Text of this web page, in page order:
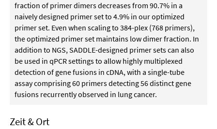
fraction of primer dimers decreases from 90.7% in a
naively designed primer set to 4.9% in our optimized
primer set. Even when scaling to 384-plex (768 primers),
the optimized primer set maintains low dimer fraction. In
addition to NGS, SADDLE-designed primer sets can also
be used in qPCR settings to allow highly multiplexed
detection of gene fusions in cDNA, with a single-tube
assay comprising 60 primers detecting 56 distinct gene
fusions recurrently observed in lung cancer.
Zeit & Ort